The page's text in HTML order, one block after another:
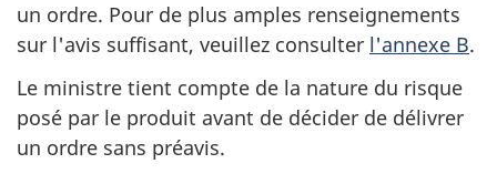
un ordre. Pour de plus amples renseignements
sur l'avis suffisant, veuillez consulter l'annexe B.
Le ministre tient compte de la nature du risque
posé par le produit avant de décider de délivrer
un ordre sans préavis.